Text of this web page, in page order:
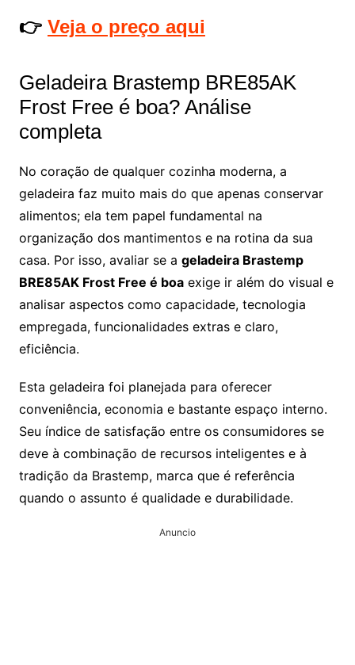
👉 Veja o preço aqui
Geladeira Brastemp BRE85AK
Frost Free é boa? Análise
completa
No coração de qualquer cozinha moderna, a
geladeira faz muito mais do que apenas conservar
alimentos; ela tem papel fundamental na
organização dos mantimentos e na rotina da sua
casa. Por isso, avaliar se a geladeira Brastemp
BRE85AK Frost Free é boaexige ir além do visual e
analisar aspectos como capacidade, tecnologia
empregada, funcionalidades extras e claro,
eficiência.
Esta geladeira foi planejada para oferecer
conveniência, economia e bastante espaço interno.
Seu índice de satisfação entre os consumidores se
deve à combinação de recursos inteligentes e à
tradição da Brastemp, marca que é referência
quando o assunto é qualidade e durabilidade.
Anuncio